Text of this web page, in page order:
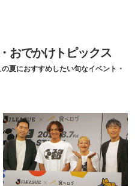
おでかけトピックス
夏におすすめしたい旬なイベント・